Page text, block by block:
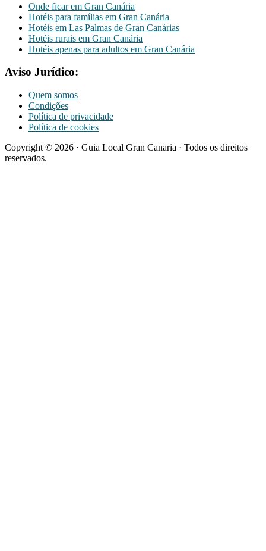
Onde ficar em Gran Canária
Hotéis para famílias em Gran Canária
Hotéis em Las Palmas de Gran Canárias
Hotéis rurais em Gran Canária
Hotéis apenas para adultos em Gran Canária
Aviso Jurídico:
Quem somos
Condições
Política de privacidade
Política de cookies
Copyright © 2026 · Guia Local Gran Canaria · Todos os direitos
reservados.